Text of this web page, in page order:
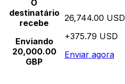
O
destinatário
recebe
Enviando
20,000.00
GBP
26,744.00 USD
+375.79 USD
Enviar agora